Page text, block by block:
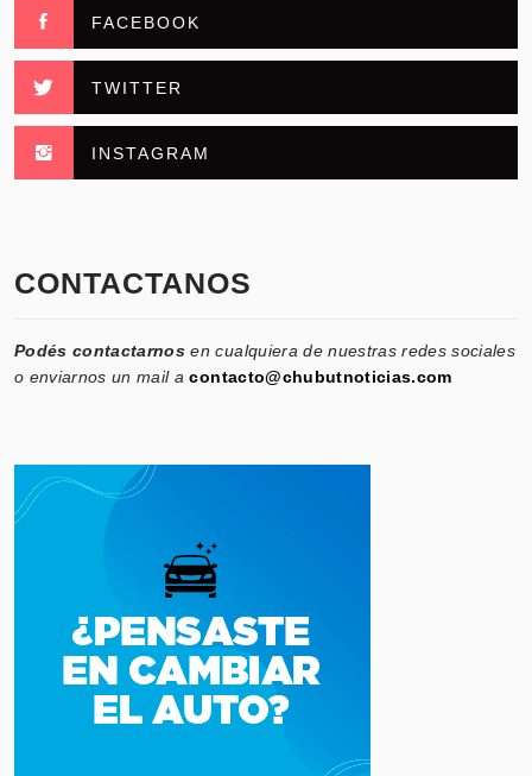
FACEBOOK
TWITTER
INSTAGRAM
CONTACTANOS
Podés contactarnos en cualquiera de nuestras redes sociales
o enviarnos un mail acontacto@chubutnoticias.com